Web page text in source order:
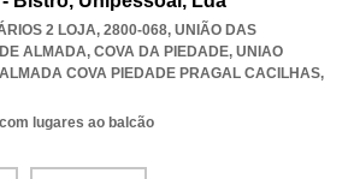
2 LOJA, 2800-068, UNIÃO DAS
ALMADA, COVA DA PIEDADE, UNIAO
COVA PIEDADE PRAGAL CACILHAS,
lugares ao balcão